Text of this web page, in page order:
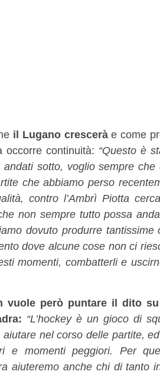
il Lugano cresceràe come
occorre continuità: “Questo è
sotto, voglio sempre
che abbiamo perso
contro l’Ambrì Piotta
non sempre tutto possa
dovuto produrre tantissime
dove alcune cose non ci
momenti, combatterli e
vuole però puntare il dito
“L’hockey è un gioco di
nel corso delle partite,
e momenti peggiori. Per
aiuteremo anche chi di tanto